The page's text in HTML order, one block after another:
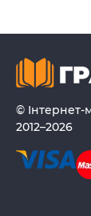
© Інтернет-
2012–2026